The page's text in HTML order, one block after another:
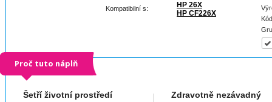
Kompatibilní s:
HP 26X
HP CF226X
Proč tuto náplň
Šetří životní prostředí Zdravotně nezávadný